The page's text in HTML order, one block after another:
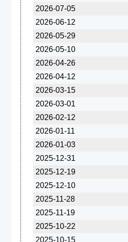
2026-07-05
2026-06-12
2026-05-29
2026-05-10
2026-04-26
2026-04-12
2026-03-15
2026-03-01
2026-02-12
2026-01-11
2026-01-03
2025-12-31
2025-12-19
2025-12-10
2025-11-28
2025-11-19
2025-10-22
2025-10-15